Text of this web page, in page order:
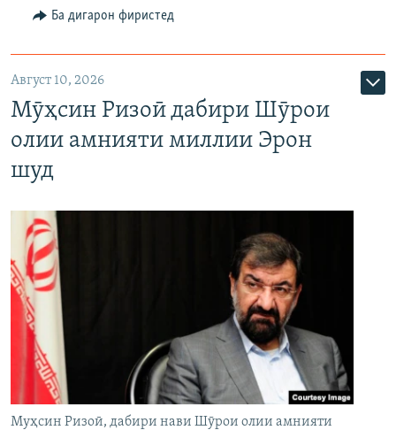
Ба дигарон фиристед
Август 10, 2026
Мӯҳсин Ризоӣ дабири Шӯрои
олии амнияти миллии Эрон
шуд
Муҳсин Ризоӣ, дабири нави Шӯрои олии амнияти